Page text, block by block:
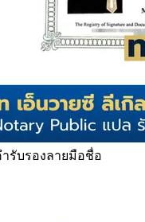
รับรองลายมือชื่อ